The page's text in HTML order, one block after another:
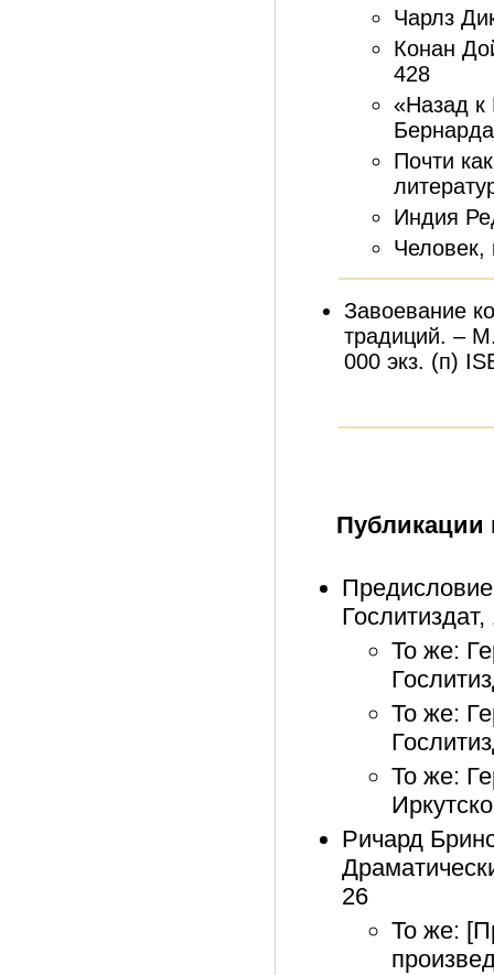
Чарлз
Конан
428
«Назад к
Почти
Индия
Человек,
Завоевание
традиций. –
000 экз. (п)
Публикации
То же:
То же:
То же:
Ричард
26
То же: